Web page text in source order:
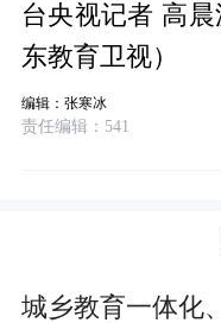
台央视记者 高
东教育卫视）
编辑：张寒冰
责任编辑：541
城乡教育一体化